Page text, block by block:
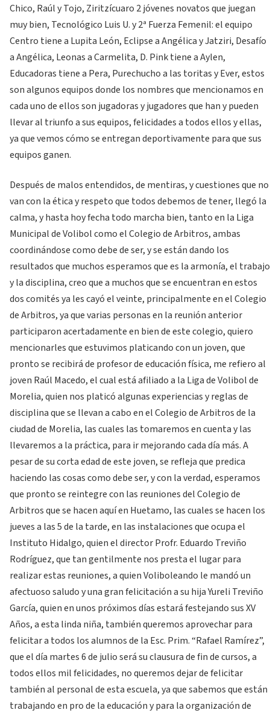
Chico, Raúl y Tojo, Ziritzícuaro 2 jóvenes novatos que juegan
muy bien, Tecnológico Luis U. y 2ª Fuerza Femenil: el equipo
Centro tiene a Lupita León, Eclipse a Angélica y Jatziri, Desafío
a Angélica, Leonas a Carmelita, D. Pink tiene a Aylen,
Educadoras tiene a Pera, Purechucho a las toritas y Ever, estos
son algunos equipos donde los nombres que mencionamos en
cada uno de ellos son jugadoras y jugadores que han y pueden
llevar al triunfo a sus equipos, felicidades a todos ellos y ellas,
ya que vemos cómo se entregan deportivamente para que sus
equipos ganen.
Después de malos entendidos, de mentiras, y cuestiones que no
van con la ética y respeto que todos debemos de tener, llegó la
calma, y hasta hoy fecha todo marcha bien, tanto en la Liga
Municipal de Volibol como el Colegio de Arbitros, ambas
coordinándose como debe de ser, y se están dando los
resultados que muchos esperamos que es la armonía, el trabajo
y la disciplina, creo que a muchos que se encuentran en estos
dos comités ya les cayó el veinte, principalmente en el Colegio
de Arbitros, ya que varias personas en la reunión anterior
participaron acertadamente en bien de este colegio, quiero
mencionarles que estuvimos platicando con un joven, que
pronto se recibirá de profesor de educación física, me refiero al
joven Raúl Macedo, el cual está afiliado a la Liga de Volibol de
Morelia, quien nos platicó algunas experiencias y reglas de
disciplina que se llevan a cabo en el Colegio de Arbitros de la
ciudad de Morelia, las cuales las tomaremos en cuenta y las
llevaremos a la práctica, para ir mejorando cada día más. A
pesar de su corta edad de este joven, se refleja que predica
haciendo las cosas como debe ser, y con la verdad, esperamos
que pronto se reintegre con las reuniones del Colegio de
Arbitros que se hacen aquí en Huetamo, las cuales se hacen los
jueves a las 5 de la tarde, en las instalaciones que ocupa el
Instituto Hidalgo, quien el director Profr. Eduardo Treviño
Rodríguez, que tan gentilmente nos presta el lugar para
realizar estas reuniones, a quien Voliboleando le mandó un
afectuoso saludo y una gran felicitación a su hija Yureli Treviño
García, quien en unos próximos días estará festejando sus XV
Años, a esta linda niña, también queremos aprovechar para
felicitar a todos los alumnos de la Esc. Prim. “Rafael Ramírez”,
que el día martes 6 de julio será su clausura de fin de cursos, a
todos ellos mil felicidades, no queremos dejar de felicitar
también al personal de esta escuela, ya que sabemos que están
trabajando en pro de la educación y para la organización de